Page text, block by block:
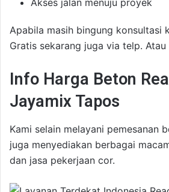
Akses jalan menuju proyek
Apabila masih bingung konsultasi
Gratis sekarang juga via telp.
Info Harga Beton
Jayamix Tapos
Kami selain melayani pemesanan
juga menyediakan berbagai
dan jasa pekerjaan cor.